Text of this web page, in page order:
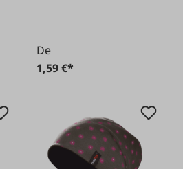
De
1,59 €*